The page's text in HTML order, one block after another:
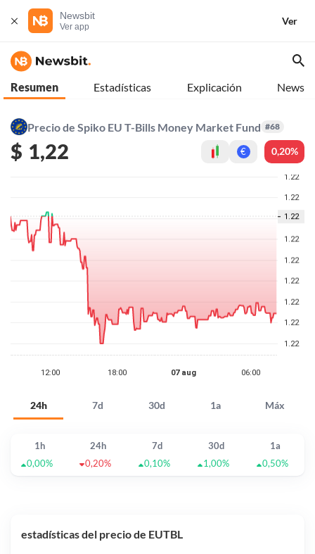
Newsbit
Ver app
Ver
Resumen Estadísticas Explicación News
Precio de Spiko EU T-Bills Money Market Fund #68
$ 1,22 € 0,20%
24h 7d 30d 1a Máx
1h 24h 7d 30d
1a
0,00%
0,20% 0,10% 1,00% 0,50%
estadísticas del precio de EUTBL